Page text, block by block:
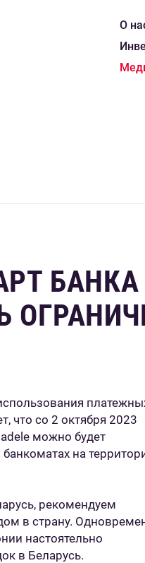
О
БАНКА
что со 2 октября 2023
можно будет
на
рекомендуем
в страну.
настоятельно
в Беларусь.